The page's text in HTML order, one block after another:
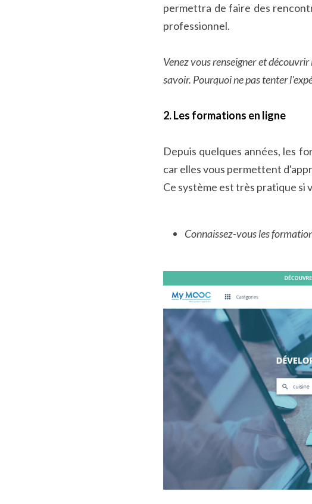
permettra de faire des
professionnel.
Venez vous renseigner et
savoir. Pourquoi ne pas tenter
2. Les formations en ligne
Depuis quelques années, les
car elles vous permettent
Ce système est très pratique si
Connaissez-vous les